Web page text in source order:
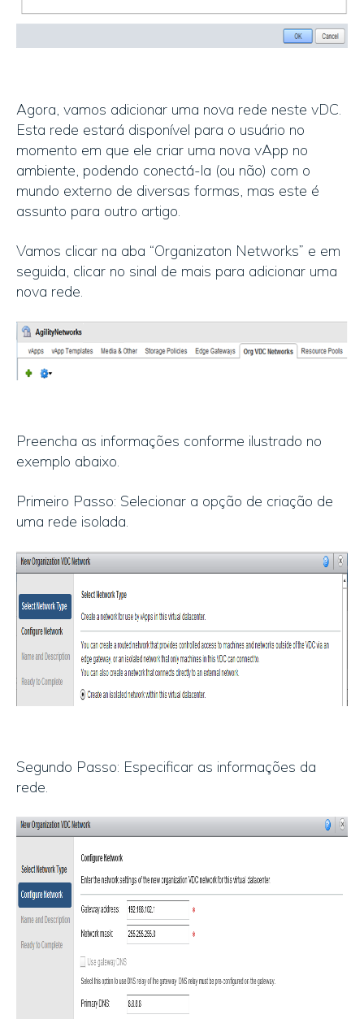
Agora, vamos adicionar uma nova rede neste vDC.
Esta rede estará disponível para o usuário no
momento em que ele criar uma nova vApp no
ambiente, podendo conectá-la (ou não) com o
mundo externo de diversas formas, mas este é
assunto para outro artigo.
Vamos clicar na aba “Organizaton Networks” e em
seguida, clicar no sinal de mais para adicionar uma
nova rede.
Preencha as informações conforme ilustrado no
exemplo abaixo.
Primeiro Passo: Selecionar a opção de criação de
uma rede isolada.
Segundo Passo: Especificar as informações da
rede.